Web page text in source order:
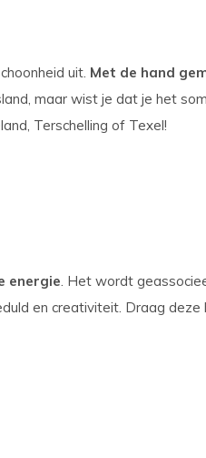
uit. Met de hand
maar wist je dat je het
Terschelling of Texel!
energie. Het wordt
en creativiteit. Draag